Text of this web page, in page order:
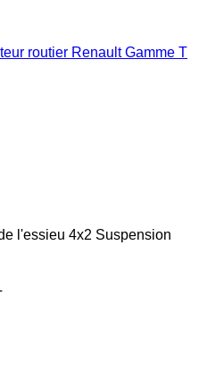
routier Renault Gamme T
l'essieu 4x2 Suspension